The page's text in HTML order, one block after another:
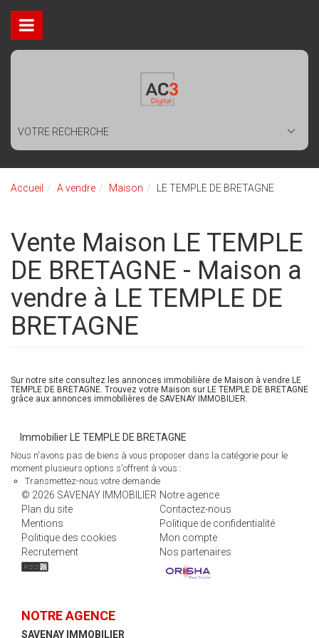
VOTRE RECHERCHE
Accueil A vendre Maison LE TEMPLE DE BRETAGNE
Vente Maison LE TEMPLE
DE BRETAGNE - Maison a
vendre à LE TEMPLE DE
BRETAGNE
Sur notre site consultez les annonces immobilière de Maison à vendre LE
TEMPLE DE BRETAGNE. Trouvez votre Maison sur LE TEMPLE DE BRETAGNE
grâce aux annonces immobilières de SAVENAY IMMOBILIER.
Immobilier LE TEMPLE DE BRETAGNE
Nous n'avons pas de biens à vous proposer dans la catégorie pour le
moment plusieurs options s'offrent à vous :
Transmettez-nous votre demande
© 2026 SAVENAY IMMOBILIER Notre agence
Plan du site
Contactez-nous
Mentions
Politique de confidentialité
Politique des cookies
Mon compte
Recrutement
Nos partenaires
NOTRE AGENCE
SAVENAY IMMOBILIER